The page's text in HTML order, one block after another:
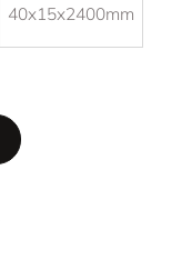
40x15x2400mm